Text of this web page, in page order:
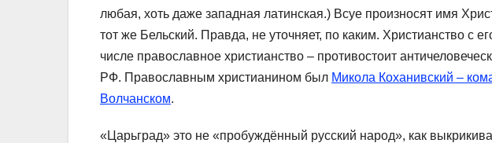
любая, хоть даже западная латинская.) Всуе произносят имя
тот же Бельский. Правда, не уточняет, по каким. Христианство с
числе православное христианство – противостоит
РФ. Православным христианином был Микола Коханивский –
Волчанском.
«Царьград» это не «пробуждённый русский народ», как